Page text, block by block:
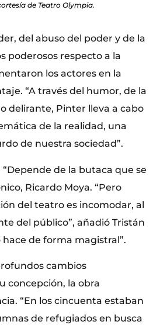
de Teatro Olympia.
del abuso del poder y de la
poderosos respecto a la
los actores en la
“A través del humor, de la
delirante, Pinter lleva a cabo
de la realidad, una
de nuestra sociedad”.
de la butaca que se
Ricardo Moya. “Pero
del teatro es incomodar, al
del público”, añadió Tristán
hace de forma magistral”.
cambios
concepción, la obra
“En los cincuenta estaban
de refugiados en busca